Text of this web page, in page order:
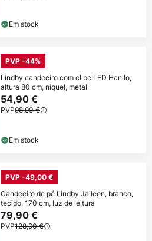
Em stock
PVP -44%
Lindby candeeiro com clipe LED Hanilo,
altura 80 cm, níquel, metal
54,90 €
PVP98,90 €
Em stock
PVP -49,00 €
Candeeiro de pé Lindby Jaileen, branco,
tecido, 170 cm, luz de leitura
79,90 €
PVP128,90 €